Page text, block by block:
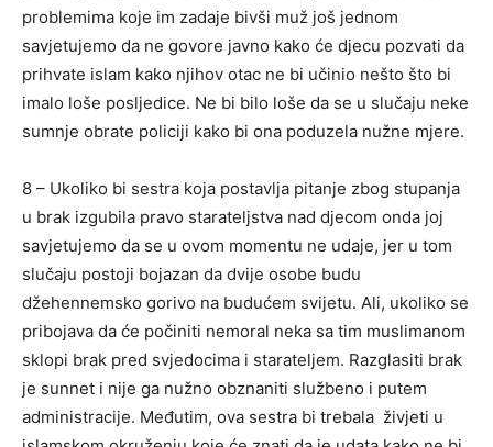
problemima koje im zadaje bivši muž još jednom
savjetujemo da ne govore javno kako će djecu pozvati da
prihvate islam kako njihov otac ne bi učinio nešto što bi
imalo loše posljedice. Ne bi bilo loše da se u slučaju neke
sumnje obrate policiji kako bi ona poduzela nužne mjere.
8 – Ukoliko bi sestra koja postavlja pitanje zbog stupanja
u brak izgubila pravo starateljstva nad djecom onda joj
savjetujemo da se u ovom momentu ne udaje, jer u tom
slučaju postoji bojazan da dvije osobe budu
džehennemsko gorivo na budućem svijetu. Ali, ukoliko se
pribojava da će počiniti nemoral neka sa tim muslimanom
sklopi brak pred svjedocima i starateljem. Razglasiti brak
je sunnet i nije ga nužno obznaniti službeno i putem
administracije. Međutim, ova sestra bi trebala živjeti u